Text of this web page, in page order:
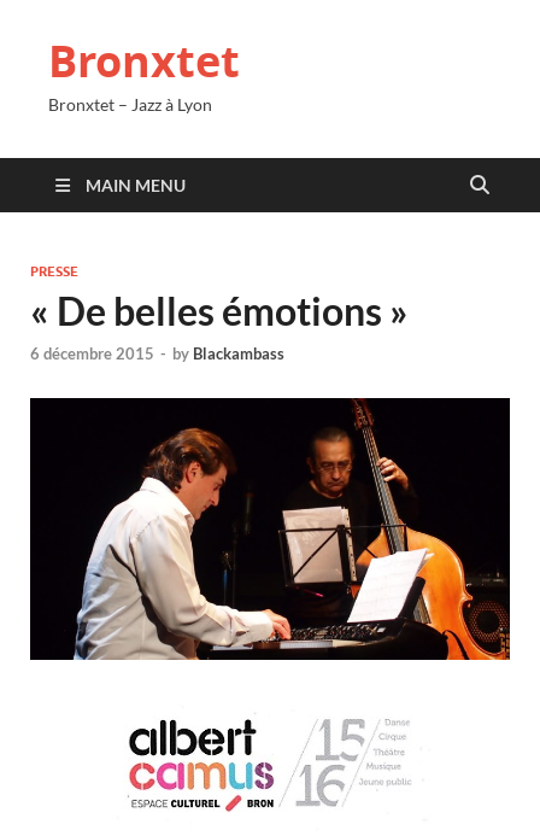
Bronxtet
Bronxtet – Jazz à Lyon
MAIN MENU
PRESSE
« De belles émotions »
6 décembre 2015 - by Blackambass